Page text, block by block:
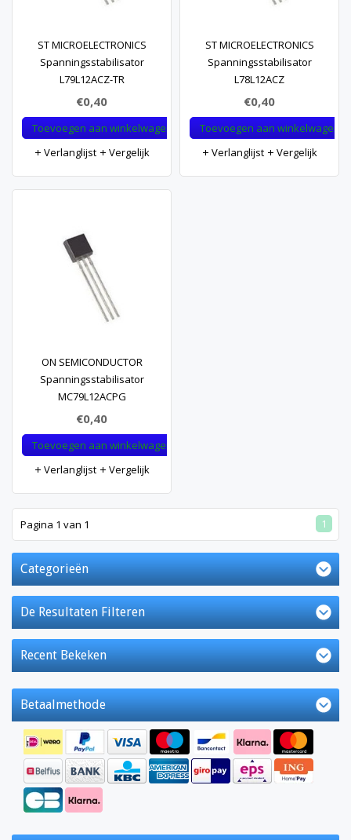
ST MICROELECTRONICS
Spanningsstabilisator
L79L12ACZ-TR
€0,40
Toevoegen aan winkelwagen
Verlanglijst
Vergelijk
ST MICROELECTRONICS
Spanningsstabilisator
L78L12ACZ
€0,40
Toevoegen aan winkelwagen
Verlanglijst
Vergelijk
ON SEMICONDUCTOR
Spanningsstabilisator
MC79L12ACPG
€0,40
Toevoegen aan winkelwagen
Verlanglijst
Vergelijk
Pagina 1 van 1 1
Categorieën
De Resultaten Filteren
Recent Bekeken
Betaalmethode